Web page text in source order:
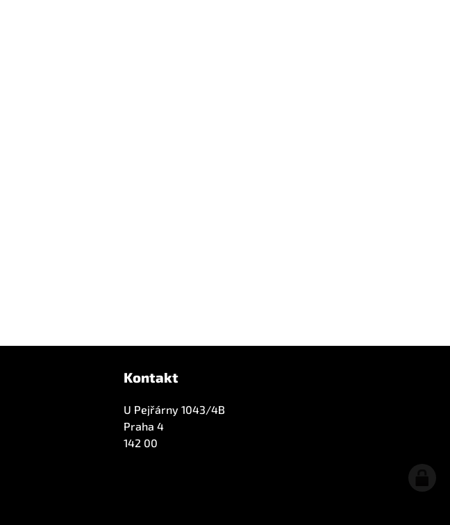
Kontakt
U Pejřárny 1043/4B
Praha 4
142 00